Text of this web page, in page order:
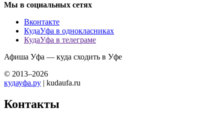
Мы в социальных сетях
Вконтакте
КудаУфа в однокласниках
КудаУфа в телеграме
Афиша Уфа — куда сходить в Уфе
© 2013–2026
кудауфа.ру | kudaufa.ru
Контакты